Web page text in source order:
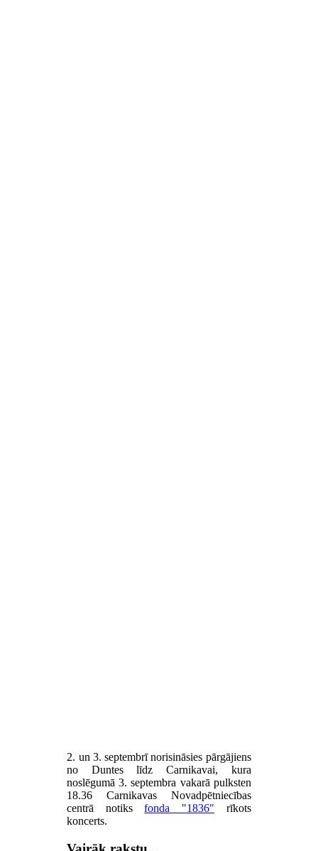
2. un 3. septembrī norisināsies pārgājiens
no Duntes līdz Carnikavai, kura
noslēgumā 3. septembra vakarā pulksten
18.36 Carnikavas Novadpētniecības
centrā notiksfonda "1836" rīkots
koncerts.